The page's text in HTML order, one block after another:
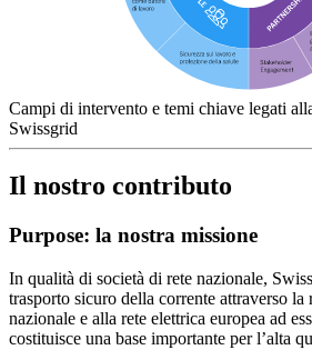
Campi di intervento e temi chiave legati
Swissgrid
Il nostro contributo
Purpose: la nostra missione
In qualità di società di rete nazionale,
trasporto sicuro della corrente attraverso la
nazionale e alla rete elettrica europea ad
costituisce una base importante per l’alta